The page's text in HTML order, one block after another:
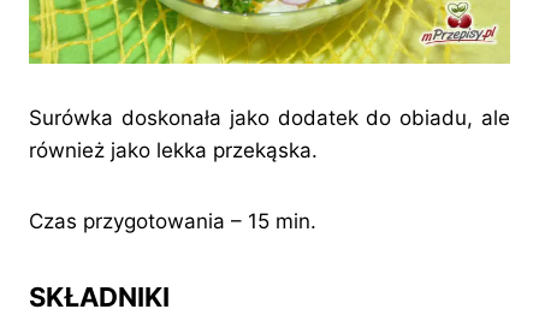
Surówka doskonała jako dodatek do obiadu, ale
również jako lekka przekąska.
Czas przygotowania – 15 min.
SKŁADNIKI